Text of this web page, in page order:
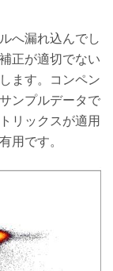
へ漏れ込んでし
正が適切でない
ます。コンペン
ンプルデータで
リックスが適用
用です。